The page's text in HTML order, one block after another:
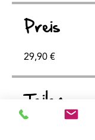
Preis
29,90 €
Teilen